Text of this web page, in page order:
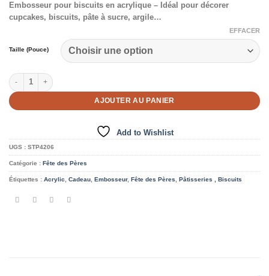
prix :
$14.99
$16.99
Embosseur pour biscuits en acrylique – Idéal pour décorer
cupcakes, biscuits, pâte à sucre, argile…
Taille (Pouce)
EFFACER
quantité de Embosseur de Biscuits 3D en Acrylique - Fête des Pères
AJOUTER AU PANIER
Add to Wishlist
UGS : STP4206
Catégorie : Fête des Pères
Étiquettes : Acrylic Cadeau Embosseur, Fête des Pères Pâtisseries , Biscuits